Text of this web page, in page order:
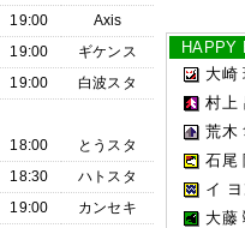
19:00
Axis
19:00
ギケンス
19:00
白波スタ
18:00
とうスタ
18:30
ハトスタ
19:00
カンセキ
HAPPY
大崎
村上
荒木
石尾
イ
大藤